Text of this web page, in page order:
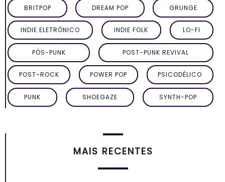
BRITPOP DREAM POP GRUNGE
INDIE ELETRÔNICO INDIE FOLK LO-FI
PÓS-PUNK POST-PUNK REVIVAL
POST-ROCK POWER POP PSICODÉLICO
PUNK SHOEGAZE SYNTH-POP
MAIS RECENTES